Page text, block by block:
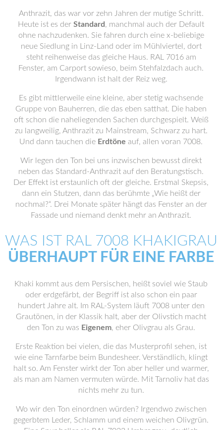
Anthrazit, das war vor zehn Jahren der mutige Schritt.
Heute ist es der Standard , manchmal auch der Default
ohne nachzudenken. Sie fahren durch eine x-beliebige
neue Siedlung in Linz-Land oder im Mühlviertel, dort
steht reihenweise das gleiche Haus. RAL 7016 am
Fenster, am Carport sowieso, beim Stehfalzdach auch.
Irgendwann ist halt der Reiz weg.
Es gibt mittlerweile eine kleine, aber stetig wachsende
Gruppe von Bauherren, die das eben satthat. Die haben
oft schon die naheliegenden Sachen durchgespielt. Weiß
zu langweilig, Anthrazit zu Mainstream, Schwarz zu hart.
Und dann tauchen die Erdtöne auf, allen voran 7008.
Wir legen den Ton bei uns inzwischen bewusst direkt
neben das Standard-Anthrazit auf den Beratungstisch.
Der Effekt ist erstaunlich oft der gleiche. Erstmal Skepsis,
dann ein Stutzen, dann das berühmte „Wie heißt der
nochmal?“. Drei Monate später hängt das Fenster an der
Fassade und niemand denkt mehr an Anthrazit.
WAS IST RAL 7008 KHAKIGRAU
ÜBERHAUPT FÜR EINE FARBE
Khaki kommt aus dem Persischen, heißt soviel wie Staub
oder erdgefärbt, der Begriff ist also schon ein paar
hundert Jahre alt. Im RAL-System läuft 7008 unter den
Grautönen, in der Klassik halt, aber der Olivstich macht
den Ton zu was Eigenem, eher Olivgrau als Grau.
Erste Reaktion bei vielen, die das Musterprofil sehen, ist
wie eine Tarnfarbe beim Bundesheer. Verständlich, klingt
halt so. Am Fenster wirkt der Ton aber heller und warmer,
als man am Namen vermuten würde. Mit Tarnoliv hat das
nichts mehr zu tun.
Wo wir den Ton einordnen würden? Irgendwo zwischen
gegerbtem Leder, Schlamm und einem weichen Olivgrün.